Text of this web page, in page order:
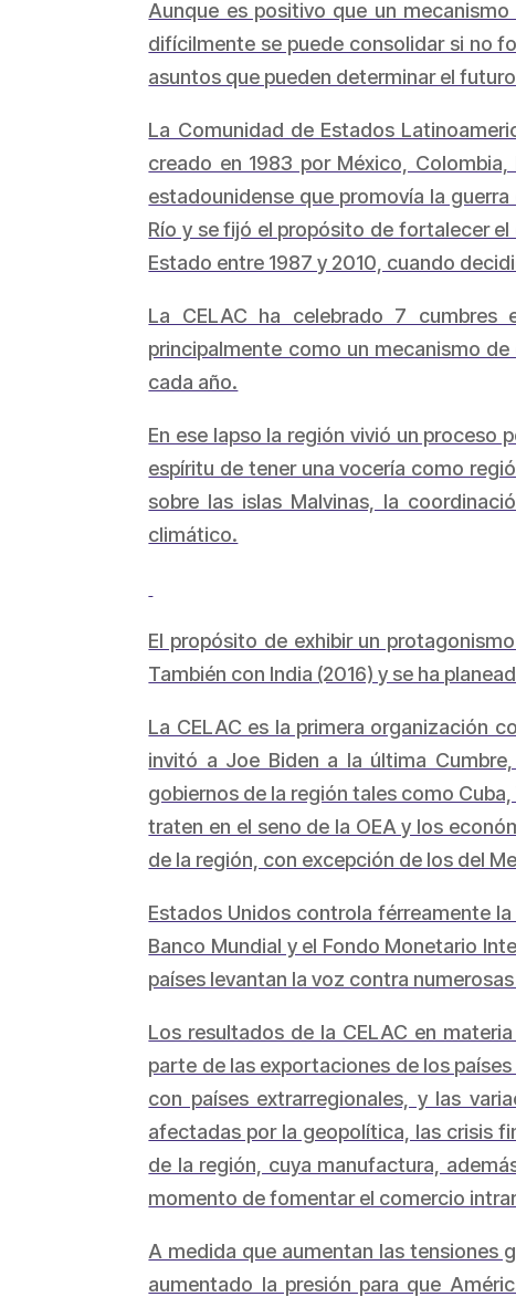
Aunque es positivo que un
difícilmente se puede consolidar si no
asuntos que pueden determinar el
La Comunidad de Estados
creado en 1983 por México,
estadounidense que promovía la
Río y se fijó el propósito de fortalecer
Estado entre 1987 y 2010, cuando
La CELAC ha celebrado 7 cumbres
principalmente como un mecanismo
cada año.
En ese lapso la región vivió un proceso
espíritu de tener una vocería como
sobre las islas Malvinas, la
climático.
El propósito de exhibir un
También con India (2016) y se ha
La CELAC es la primera organización
invitó a Joe Biden a la última
gobiernos de la región tales como
traten en el seno de la OEA y los
de la región, con excepción de los del
Estados Unidos controla férreamente
Banco Mundial y el Fondo Monetario
países levantan la voz contra
Los resultados de la CELAC en
parte de las exportaciones de los
con países extrarregionales, y las
afectadas por la geopolítica, las crisis
de la región, cuya manufactura,
momento de fomentar el comercio
A medida que aumentan las tensiones
aumentado la presión para que